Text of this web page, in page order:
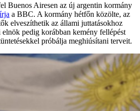
Buenos Airesen az új argentin kormány
írja a BBC. A kormány hétfőn közölte, az
elveszíthetik az állami juttatásokhoz
pedig korábban kemény fellépést
próbálja meghiúsítani terveit.